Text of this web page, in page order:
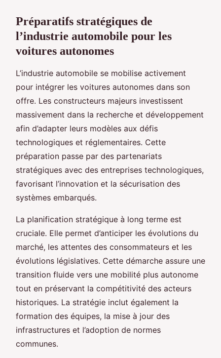
Préparatifs stratégiques de
l’industrie automobile pour les
voitures autonomes
L’industrie automobile se mobilise activement
pour intégrer les voitures autonomes dans son
offre. Les constructeurs majeurs investissent
massivement dans la recherche et développement
afin d’adapter leurs modèles aux défis
technologiques et réglementaires. Cette
préparation passe par des partenariats
stratégiques avec des entreprises technologiques,
favorisant l’innovation et la sécurisation des
systèmes embarqués.
La planification stratégique à long terme est
cruciale. Elle permet d’anticiper les évolutions du
marché, les attentes des consommateurs et les
évolutions législatives. Cette démarche assure une
transition fluide vers une mobilité plus autonome
tout en préservant la compétitivité des acteurs
historiques. La stratégie inclut également la
formation des équipes, la mise à jour des
infrastructures et l’adoption de normes
communes.